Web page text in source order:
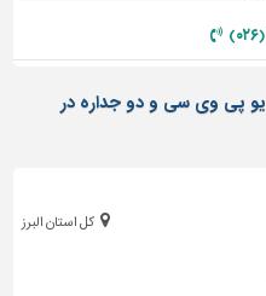
فروشندگان و مجریان پنجره UPVC یو پی وی سی و دو جداره در
کل استان البرز